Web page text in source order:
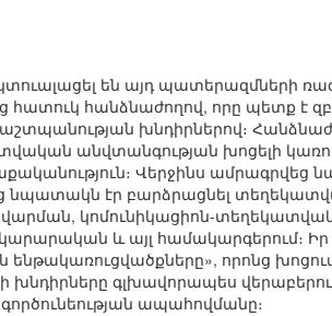
են այդ պատերազմների
հատուկ հանձնաժողով, որը պետք է
խնդիրներով։
անվտանգության խոցելի
Վերջինս
նպատակն էր բարձրացնել
կոմունիկացիոն-
և այլ համակարգերում։ Իր
ենթակառուցվածքները», որոնց
խնդիրները գլխավորապես
ապահովմանը։